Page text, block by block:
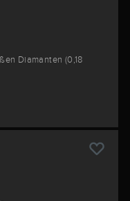
Diamanten (0,18